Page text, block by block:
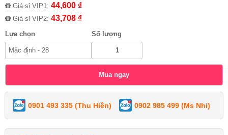
Giá sỉ VIP1: 44,600 ₫
Giá sỉ VIP2: 43,708 ₫
Lựa chọn Số lượng
0901 493 335 (Thu Hiền) 0902 985 499 (Ms Nhi)